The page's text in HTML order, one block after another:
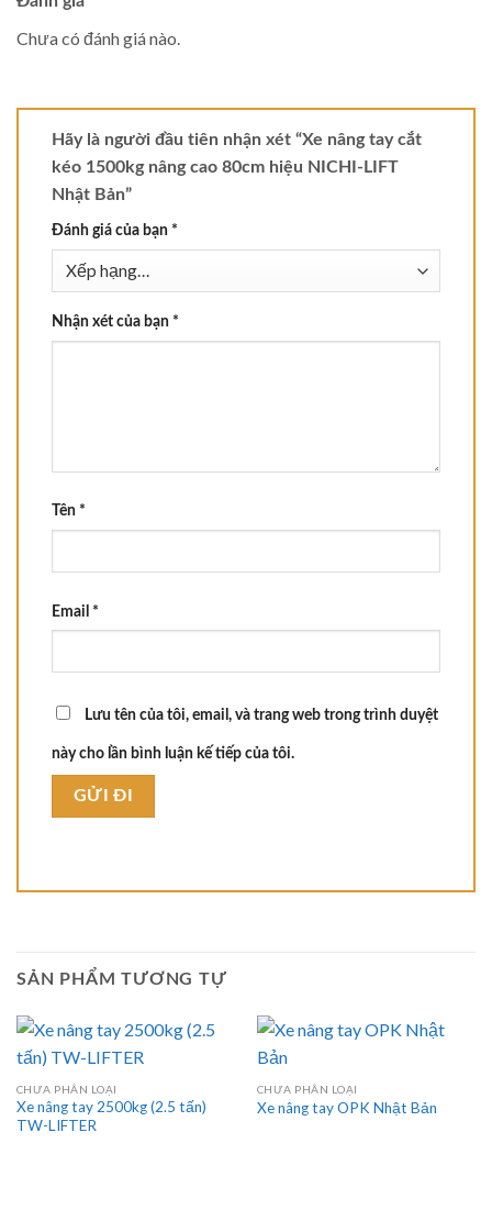
Chưa có đánh giá nào.
Hãy là người đầu tiên nhận xét “Xe nâng tay cắt
kéo 1500kg nâng cao 80cm hiệu NICHI-LIFT
Nhật Bản”
Đánh giá của bạn *
Nhận xét của bạn *
Tên *
Email *
Lưu tên của tôi, email, và trang web trong trình duyệt
này cho lần bình luận kế tiếp của tôi.
SẢN PHẨM TƯƠNG TỰ
CHƯA PHÂN LOẠI
Xe nâng tay 2500kg (2.5 tấn)
TW-LIFTER
CHƯA PHÂN LOẠI
Xe nâng tay OPK Nhật Bản